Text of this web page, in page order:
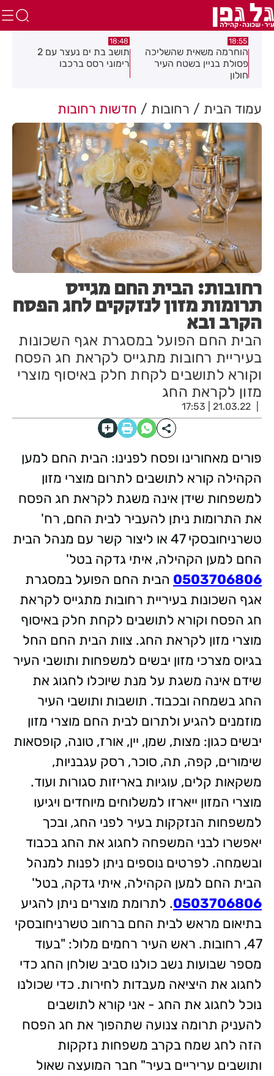
18:55
הוחרמה משאית שהשליכה
פסולת בניין בשטח העיר
חולון
18:48
תושב בת ים נעצר עם 2
רימוני רסס ברכבו
עמוד הבית רחובות חדשות רחובות
רחובות: הבית החם מגייס
תרומות מזון לנזקקים לחג הפסח
הקרב ובא
הבית החם הפועל במסגרת אגף השכונות
בעיריית רחובות מתגייס לקראת חג הפסח
וקורא לתושבים לקחת חלק באיסוף מוצרי
מזון לקראת החג
21.03.22 | 17:53
פורים מאחורינו ופסח לפנינו: הבית החם למען
הקהילה קורא לתושבים לתרום מוצרי מזון
למשפחות שידן אינה משגת לקראת חג הפסח
את התרומות ניתן להעביר לבית החם, רח'
טשרניחובסקי 47 או ליצור קשר עם מנהל הבית
החם למען הקהילה, איתי גדקה בטל'
0503706806 הבית החם הפועל במסגרת
אגף השכונות בעיריית רחובות מתגייס לקראת
חג הפסח וקורא לתושבים לקחת חלק באיסוף
מוצרי מזון לקראת החג. צוות הבית החם החל
בגיוס מצרכי מזון יבשים למשפחות ותושבי העיר
שידם אינה משגת על מנת שיוכלו לחגוג את
החג בשמחה ובכבוד. תושבות ותושבי העיר
מוזמנים להגיע ולתרום לבית החם מוצרי מזון
יבשים כגון: מצות, שמן, יין, אורז, טונה, קופסאות
שימורים, קפה, תה, סוכר, רסק עגבניות,
משקאות קלים, עוגיות באריזות סגורות ועוד.
מוצרי המזון ייארזו למשלוחים מיוחדים ויגיעו
למשפחות הנזקקות בעיר לפני החג, ובכך
יאפשרו לבני המשפחה לחגוג את החג בכבוד
ובשמחה. לפרטים נוספים ניתן לפנות למנהל
הבית החם למען הקהילה, איתי גדקה, בטל'
0503706806. לתרומת מוצרים ניתן להגיע
בתיאום מראש לבית החם ברחוב טשרניחובסקי
47, רחובות. ראש העיר רחמים מלול: "בעוד
מספר שבועות נשב כולנו סביב שולחן החג כדי
לחגוג את היציאה מעבדות לחירות. כדי שכולנו
נוכל לחגוג את החג - אני קורא לתושבים
להעניק תרומה צנועה שתהפוך את חג הפסח
הזה לחג שמח בקרב משפחות נזקקות
ותושבים עריריים בעיר" חבר המועצה שאול